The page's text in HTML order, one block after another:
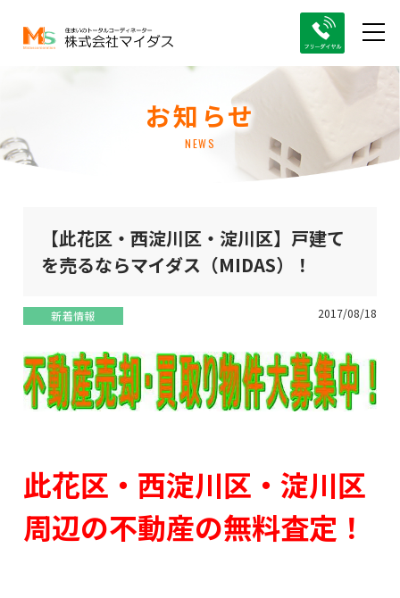
お知らせ
NEWS
【此花区・西淀川区・淀川区】戸建て
を売るならマイダス（MIDAS）！
新着情報 2017/08/18
此花区・西淀川区・淀川区
周辺の不動産の無料査定！